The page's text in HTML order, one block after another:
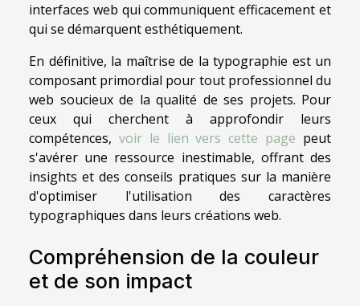
interfaces web qui communiquent efficacement et
qui se démarquent esthétiquement.
En définitive, la maîtrise de la typographie est un
composant primordial pour tout professionnel du
web soucieux de la qualité de ses projets. Pour
ceux qui cherchent à approfondir leurs
compétences, voir le lien vers cette page peut
s'avérer une ressource inestimable, offrant des
insights et des conseils pratiques sur la manière
d'optimiser l'utilisation des caractères
typographiques dans leurs créations web.
Compréhension de la couleur
et de son impact